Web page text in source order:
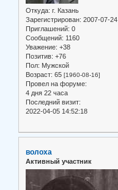
Откуда: г. Казань
Зарегистрирован: 2007-07-24
Приглашений: 0
Сообщений: 1160
Уважение: +38
Позитив: +76
Пол: Мужской
Возраст: 65 [1960-08-16]
Провел на форуме:
4 дня 22 часа
Последний визит:
2022-04-05 14:52:18
волоха
Активный участник